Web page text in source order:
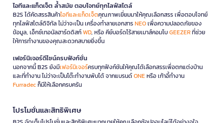
ไอทีและแก็ดเจ็ต ล้ำสมัย ตอบโจทย์ทุกไลฟ์สไตล์
B2S ได้คัดสรรสินค้าไอทีและแก็ดเจ็ตคุณภาพเยี่ยมมาให้คุณเลือกสรร เพื่อตอบโจทย์
ทุกไลฟ์สไตล์ดิจิทัล ไม่ว่าจะเป็น เครื่องทำลายเอกสารNEOเพื่อความปลอดภัยของ
ข้อมูล, เอ็กซ์เทอนัลฮาร์ดดิสก์WD, หรือ คีย์บอร์ดไร้สายเมาส์คอมโบGEEZERที่ช่วย
ให้การทำงานของคุณสะดวกสบายยิ่งขึ้น
เฟอร์นิเจอร์ดีไซน์ครบฟังก์ชั่น
นอกจากนี้ B2S ยังมีเฟอร์นิเจอร์ครบทุกฟังก์ชันให้คุณได้เลือกสรรเพื่อตกแต่งบ้าน
และที่ทำงาน ไม่ว่าจะเป็นโต๊ะทำงานพับได้ จากแบรนด์ONEหรือ เก้าอี้ทำงาน
Furradecก็มีให้เลือกครบครัน
โปรโมชั่นและสิทธิพิเศษ